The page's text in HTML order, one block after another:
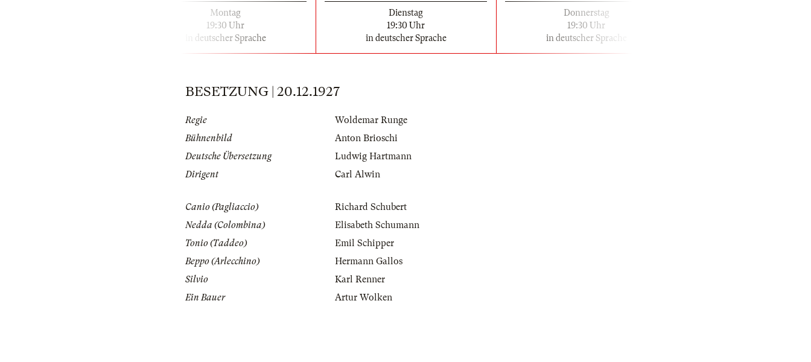
Montag
19:30 Uhr
in deutscher Sprache
Dienstag
19:30 Uhr
in deutscher Sprache
Donnerstag
19:30 Uhr
in deutscher Sprache
BESETZUNG | 20.12.1927
Regie
Woldemar Runge
Bühnenbild
Anton Brioschi
Deutsche Übersetzung
Ludwig Hartmann
Dirigent
Carl Alwin
Canio (Pagliaccio)
Richard Schubert
Nedda (Colombina)
Elisabeth Schumann
Tonio (Taddeo)
Emil Schipper
Beppo (Arlecchino)
Hermann Gallos
Silvio
Karl Renner
Ein Bauer
Artur Wolken